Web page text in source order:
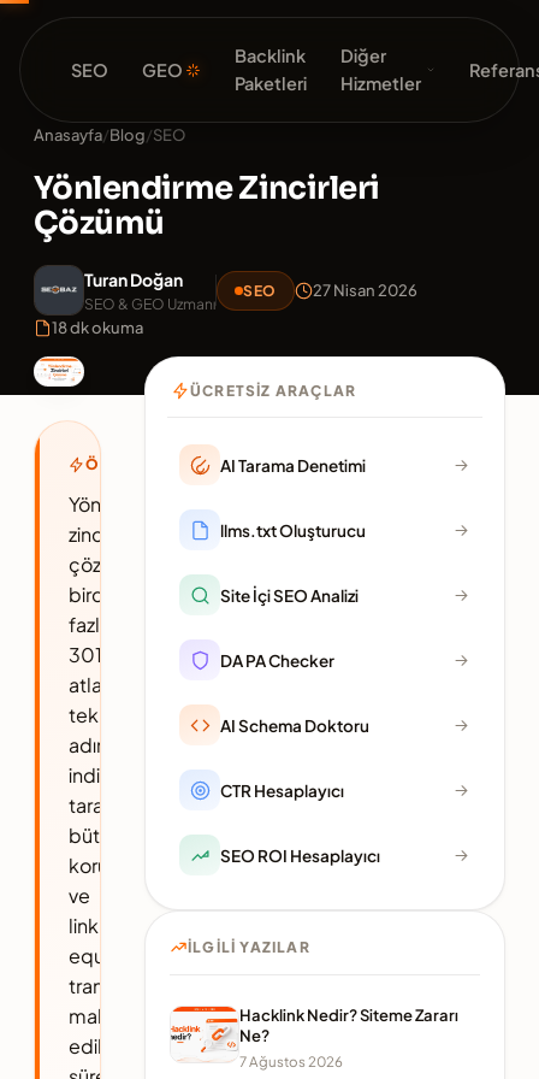
SEO GEO
Backlink
Paketleri
Diğer
Hizmetler
Anasayfa/Blog/SEO
Yönlendirme Zincirleri
Çözümü
Turan Doğan
SEO & GEO Uzmanı
SEO
27 Nisan 2026
18 dk okuma
ÖZET
Yönlendirme
zinciri
çözümü,
birden
fazla
301/302
atlamasının
tek
adıma
indirilmesiyle
tarama
bütçesinin
korunması
ve
link
equity
transferinin
maksimize
edilmesi
ÜCRETSIZ ARAÇLAR
AI Tarama Denetimi
llms.txt Oluşturucu
Site İçi SEO Analizi
DA PA Checker
AI Schema Doktoru
CTR Hesaplayıcı
SEO ROI Hesaplayıcı
İLGILI YAZILAR
Hacklink Nedir? Siteme Zararı
Ne?
7 Ağustos 2026